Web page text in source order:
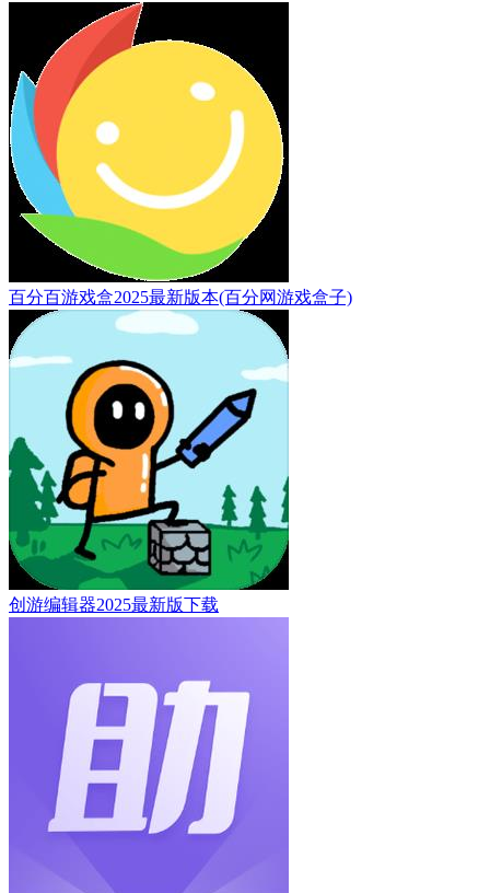
百分百游戏盒2025最新版本(百分网游戏盒子)
创游编辑器2025最新版下载